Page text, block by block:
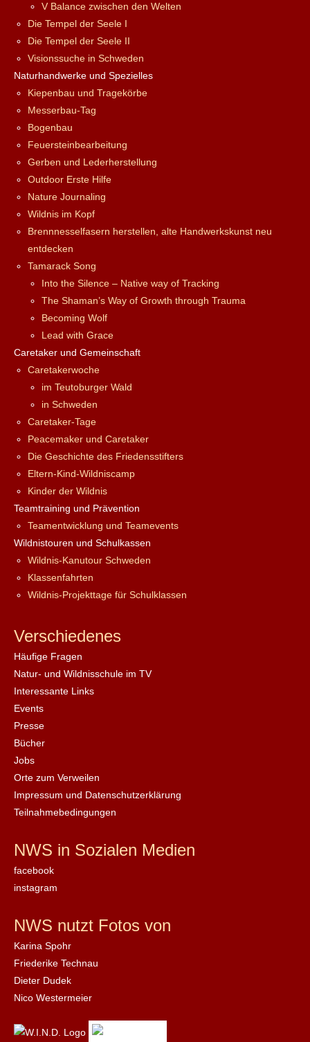
V Balance zwischen den Welten
Die Tempel der Seele I
Die Tempel der Seele II
Visionssuche in Schweden
Naturhandwerke und Spezielles
Kiepenbau und Tragekörbe
Messerbau-Tag
Bogenbau
Feuersteinbearbeitung
Gerben und Lederherstellung
Outdoor Erste Hilfe
Nature Journaling
Wildnis im Kopf
Brennnesselfasern herstellen, alte Handwerkskunst neu
entdecken
Tamarack Song
Into the Silence – Native way of Tracking
The Shaman’s Way of Growth through Trauma
Becoming Wolf
Lead with Grace
Caretaker und Gemeinschaft
Caretakerwoche
im Teutoburger Wald
in Schweden
Caretaker-Tage
Peacemaker und Caretaker
Die Geschichte des Friedensstifters
Eltern-Kind-Wildniscamp
Kinder der Wildnis
Teamtraining und Prävention
Teamentwicklung und Teamevents
Wildnistouren und Schulkassen
Wildnis-Kanutour Schweden
Klassenfahrten
Wildnis-Projekttage für Schulklassen
Verschiedenes
Häufige Fragen
Natur- und Wildnisschule im TV
Interessante Links
Events
Presse
Bücher
Jobs
Orte zum Verweilen
Impressum und Datenschutzerklärung
Teilnahmebedingungen
NWS in Sozialen Medien
facebook
instagram
NWS nutzt Fotos von
Karina Spohr
Friederike Technau
Dieter Dudek
Nico Westermeier